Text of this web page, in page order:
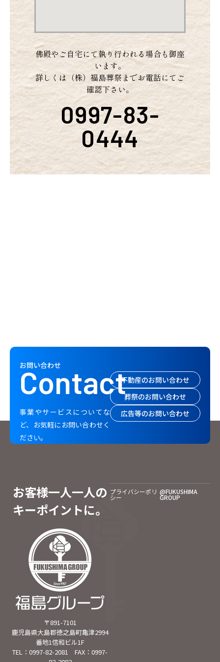
佛殿やご自宅にて執り行われる場合も御座
います。
詳しくは（株）福島葬祭までお電話にてご
確認下さい。
0997-83-
0444
お問い合わせ
Contact
事業やサービスについてな
ど、お気軽にお問い合わせく
ださい。
不動産のお問い合わせ
葬祭のお問い合わせ
広告等のお問い合わせ
お客様一人一人の
キーポイントに。
〒891-7101
鹿児島県大島郡徳之島町亀津2994
番地1信和ビル1F
TEL：0997-82-2081 FAX：0997-
プライバシーポリ
シー
@FUKUSHIMA
GROUP